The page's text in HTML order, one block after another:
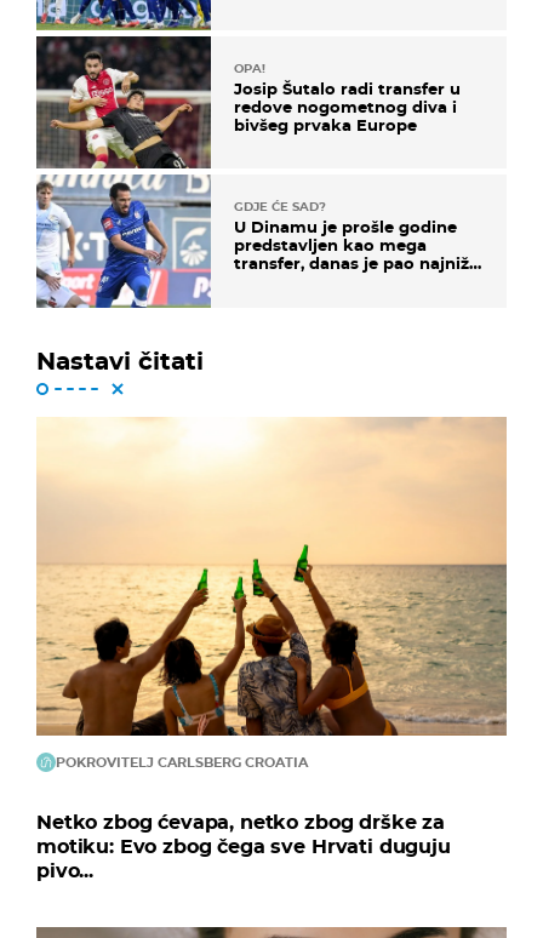
OPA!
Josip Šutalo radi transfer u
redove nogometnog diva i
bivšeg prvaka Europe
GDJE ĆE SAD?
U Dinamu je prošle godine
predstavljen kao mega
transfer, danas je pao najniže
Nastavi čitati
POKROVITELJ CARLSBERG CROATIA
Netko zbog ćevapa, netko zbog drške za
motiku: Evo zbog čega sve Hrvati duguju
pivo...